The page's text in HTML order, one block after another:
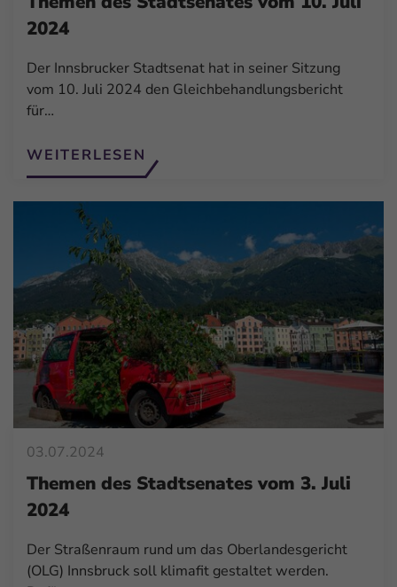
2024
Der Innsbrucker Stadtsenat hat in seiner Sitzung
vom 10. Juli 2024 den Gleichbehandlungsbericht
für…
WEITERLESEN
03.07.2024
Themen des Stadtsenates vom 3. Juli
2024
Der Straßenraum rund um das Oberlandesgericht
(OLG) Innsbruck soll klimafit gestaltet werden.